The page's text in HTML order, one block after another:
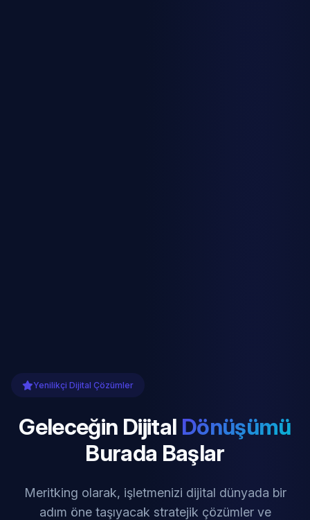
Yenilikçi Dijital Çözümler
Geleceğin Dijital Dönüşümü
Burada Başlar
Meritking olarak, işletmenizi dijital dünyada bir
adım öne taşıyacak stratejik çözümler ve